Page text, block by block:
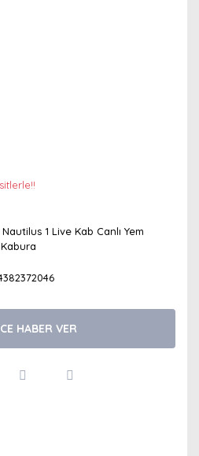
Nautilus 1 Live Kab Canlı Yem
HABER VER